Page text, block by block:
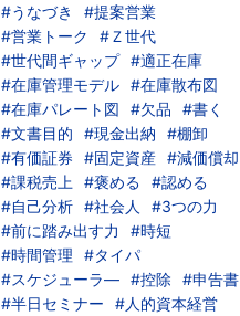
#うなづき
#提案営業
#営業トーク
#Ｚ世代
#世代間ギャップ #適正在庫
#在庫管理モデル #在庫散布図
#在庫パレート図
#欠品
#書く
#文書目的
#現金出納
#棚卸
#有価証券
#固定資産 #減価償却
#課税売上
#褒める
#認める
#自己分析 #社会人
#3つの力
#前に踏み出す力
#時短
#時間管理
#タイパ
#スケジューラ― #控除
#申告書
#半日セミナー
#人的資本経営